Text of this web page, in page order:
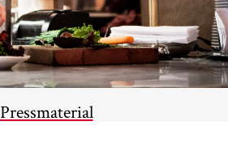
Pressmaterial